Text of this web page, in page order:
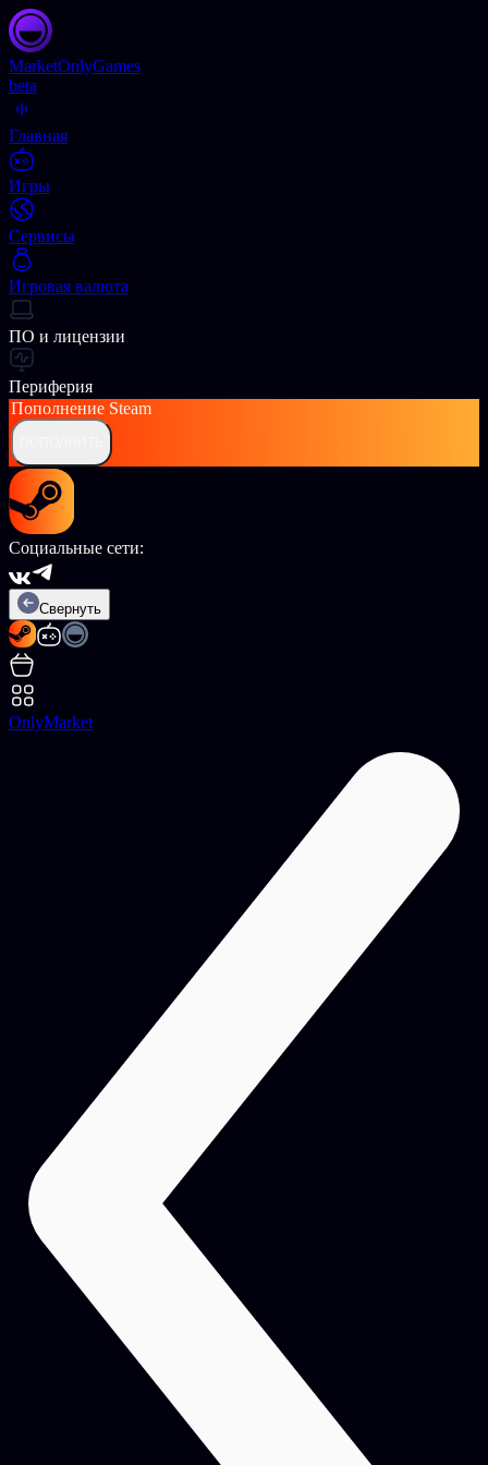
MarketOnlyGames
beta
Главная
Игры
Сервисы
Игровая валюта
ПО и лицензии
Периферия
Пополнение Steam
Социальные сети:
Свернуть
OnlyMarket